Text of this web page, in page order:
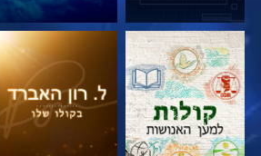
בדוק את הסדרה בדוק את הסדרה